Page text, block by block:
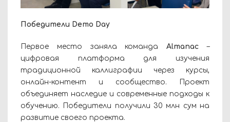
Победители Demo Day
Первое место заняла командаAlmanac –
цифровая платформа для изучения
традиционной каллиграфии через курсы,
онлайн-контент и сообщество. Проект
объединяет наследие и современные подходы к
обучению. Победители получили 30 млн сум на
развитие своего проекта.